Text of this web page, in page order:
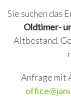
Sie suchen das
Oldtimer-
Altbestand.
Anfrage mit